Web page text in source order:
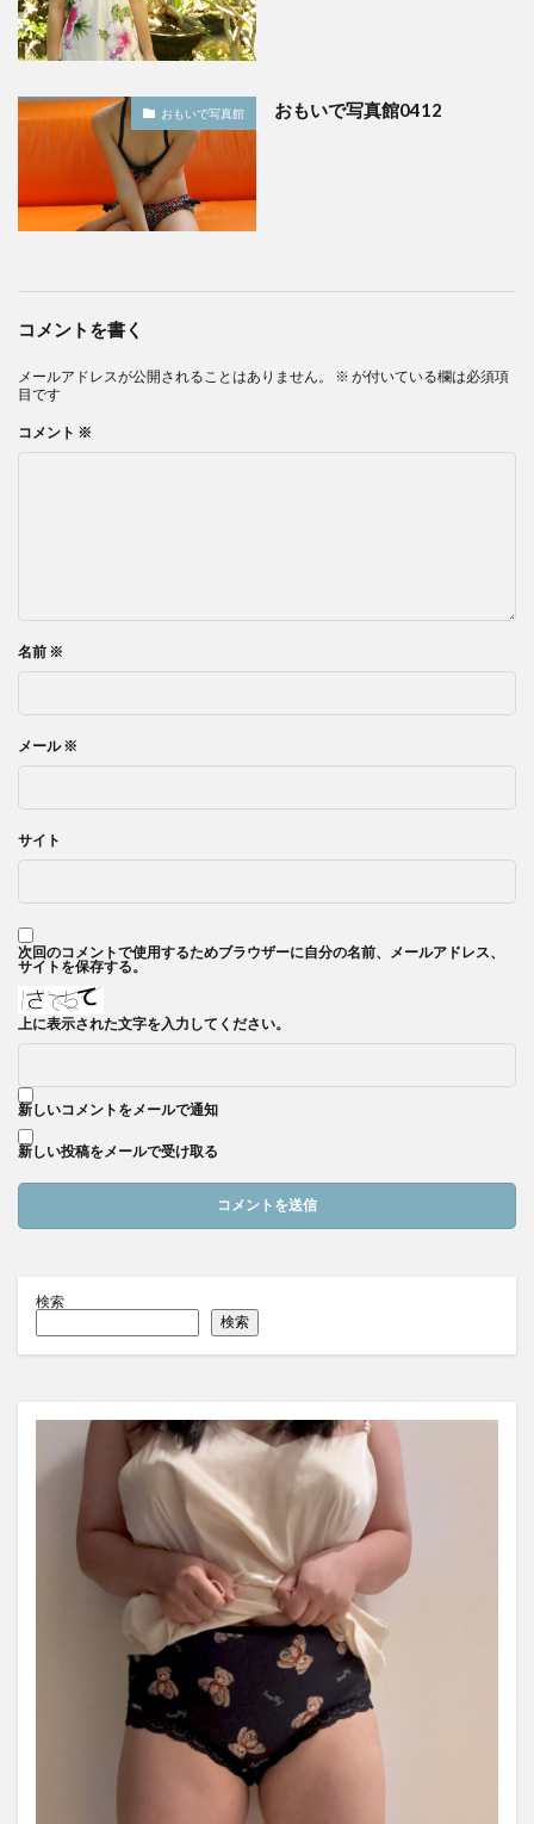
おもいで写真館 おもいで写真館0412
コメントを書く
メールアドレスが公開されることはありません。 ※ が付いている欄は必須項
目です
コメント ※
名前 ※
メール※
サイト
次回のコメントで使用するためブラウザーに自分の名前、メールアドレス、
サイトを保存する。
上に表示された文字を入力してください。
新しいコメントをメールで通知
新しい投稿をメールで受け取る
検索
検索